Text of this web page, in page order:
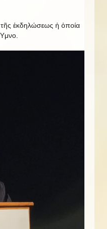
τῆς ἐκδηλώσεως ἡ ὁποία